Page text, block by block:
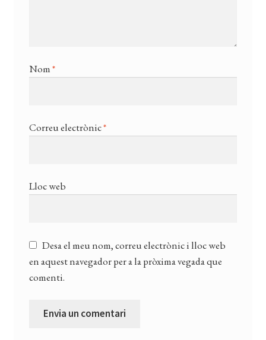
Nom*
Correu electrònic*
Lloc web
Desa el meu nom, correu electrònic i lloc web
en aquest navegador per a la pròxima vegada que
comenti.